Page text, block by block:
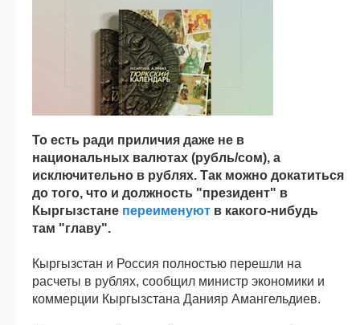
То есть ради приличия даже не в
национальных валютах (рубль/сом), а
исключительно в рублях. Так можно докатиться
до того, что и должность "президент" в
Кыргызстане переименуют в какого-нибудь
там "главу".
Кыргызстан и Россия полностью перешли на
расчеты в рублях, сообщил министр экономики и
коммерции Кыргызстана Данияр Амангельдиев.